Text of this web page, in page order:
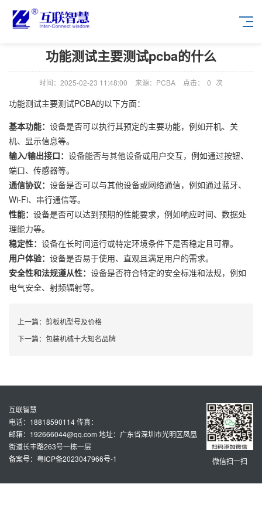
功能测试主要测试pcba的什么
时间：2025-02-23 11:48:00 来源：PCBA 点击： 0 次
功能测试主要测试PCBA的以下方面：
基本功能： 设备是否可以执行其预定的主要功能，例如开机、关
机、显示信息等。
输入/输出接口： 设备能否与其他设备或用户交互，例如通过按钮、
端口、传感器等。
通信协议： 设备是否可以与其他设备或网络通信，例如通过蓝牙、
Wi-Fi、串行通信等。
性能： 设备是否可以达到预期的性能要求，例如响应时间、数据处
理能力等。
稳定性： 设备在长时间运行或特定环境条件下是否稳定且可靠。
用户体验： 设备是否易于使用、直观且满足用户的需求。
安全性和法规遵从性： 设备是否符合特定的安全标准和法规，例如
电气安全、射频辐射等。
上一篇： 剪板机型号及价格
下一篇： 包装机械十大知名品牌
微信扫一扫
互联智慧
电话：18818590114 传真：
邮箱：192666044@qq.com 地址：广东省深圳市光明区凤凰
街道长丰路263号一栋一层
备案号：粤ICP备2023047966号-1